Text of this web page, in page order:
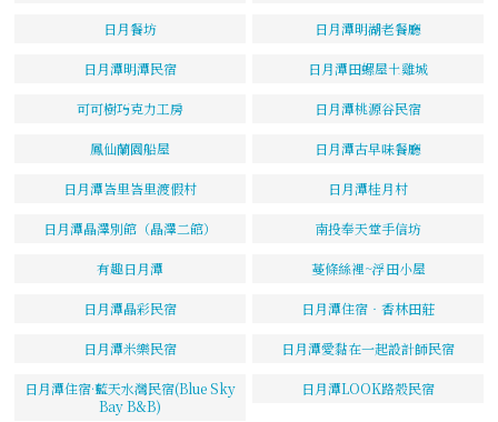
日月餐坊 日月潭明湖老餐廳
日月潭明潭民宿 日月潭田螺屋土雞城
可可樹巧克力工房 日月潭桃源谷民宿
鳳仙蘭園船屋 日月潭古早味餐廳
日月潭峇里峇里渡假村 日月潭桂月村
日月潭晶澤別館（晶澤二館） 南投奉天堂手信坊
有趣日月潭 蔓條絲裡~浮田小屋
日月潭晶彩民宿 日月潭住宿‧香林田莊
日月潭米樂民宿 日月潭愛黏在一起設計師民宿
日月潭住宿·藍天水灣民宿(Blue Sky
Bay B&B)
日月潭LOOK路殼民宿